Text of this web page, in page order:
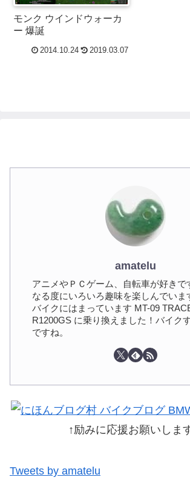
モンク ウインドウォーカ
ー 爆誕
2014.10.24 2019.03.07
amatelu
アニメやＰＣゲーム、自転車が好きで
なる度にいろいろ趣味を楽しんでいま
バイクにはまっています MT-09
R1200GS に乗り換えました！バイク
ですね。
↑励みに応援お願いしま
Tweets by amatelu